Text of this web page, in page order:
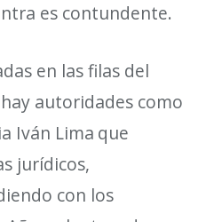
es contundente.
en las filas del
autoridades como
Iván Lima que
jurídicos,
con los